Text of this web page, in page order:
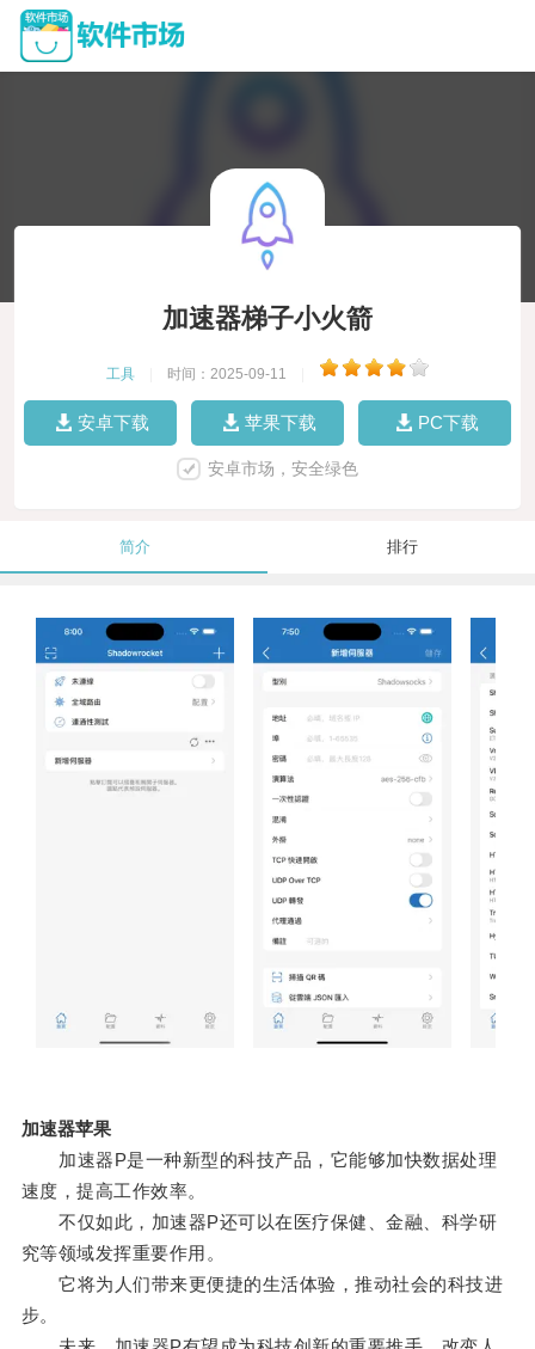
加速器梯子小火箭
工具 时间：2025-09-11
安卓下载 苹果下载 PC下载
安卓市场，安全绿色
简介 排行
加速器苹果
加速器P是一种新型的科技产品，它能够加快数据处理
速度，提高工作效率。
不仅如此，加速器P还可以在医疗保健、金融、科学研
究等领域发挥重要作用。
它将为人们带来更便捷的生活体验，推动社会的科技进
步。